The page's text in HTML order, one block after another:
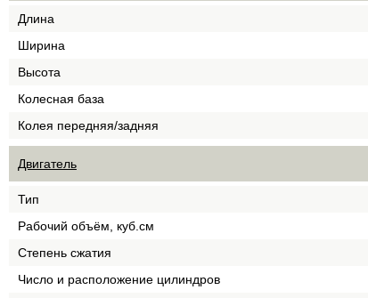
Длина
Ширина
Высота
Колесная база
Колея передняя/задняя
Двигатель
Тип
Рабочий объём, куб.см
Степень сжатия
Число и расположение цилиндров